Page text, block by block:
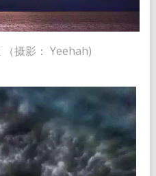
摄影： Yeehah)